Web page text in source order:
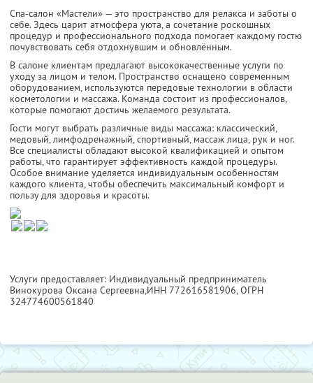
Спа-салон «Мастели» — это пространство для релакса и заботы о
себе. Здесь царит атмосфера уюта, а сочетание роскошных
процедур и профессионального подхода помогает каждому гостю
почувствовать себя отдохнувшим и обновлённым.
В салоне клиентам предлагают высококачественные услуги по
уходу за лицом и телом. Пространство оснащено современным
оборудованием, используются передовые технологии в области
косметологии и массажа. Команда состоит из профессионалов,
которые помогают достичь желаемого результата.
Гости могут выбрать различные виды массажа: классический,
медовый, лимфодренажный, спортивный, массаж лица, рук и ног.
Все специалисты обладают высокой квалификацией и опытом
работы, что гарантирует эффективность каждой процедуры.
Особое внимание уделяется индивидуальным особенностям
каждого клиента, чтобы обеспечить максимальный комфорт и
пользу для здоровья и красоты.
Услуги предоставляет: Индивидуальный предприниматель
Винокурова Оксана Сергеевна,ИНН 772616581906, ОГРН
324774600561840